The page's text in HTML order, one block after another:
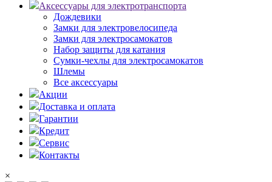
Аксессуары для электротранспорта
Дождевики
Замки для электровелосипеда
Замки для электросамокатов
Набор защиты для катания
Сумки-чехлы для электросамокатов
Шлемы
Все аксессуары
Акции
Доставка и оплата
Гарантии
Кредит
Сервис
Контакты
×